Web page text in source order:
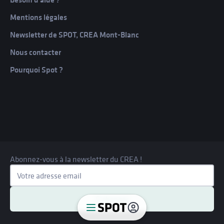
Je m'inscris
Connexion
Mentions légales
Newsletter de SPOT, CREA Mont-Blanc
Nous contacter
Pourquoi Spot ?
Abonnez-vous à la newsletter du CREA !